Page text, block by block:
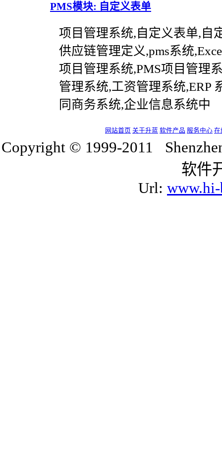
PMS模块: 自定义表单
项目管理系统,自定义表单,自
供应链管理定义,pms系统
项目管理系统,PMS项目管理
管理系统,工资管理系统,ERP
同商务系统,企业信息系统中
网站首页 关于升蓝 软件产品 服务中心 在
Copyright © 1999-2011
软件
Url: